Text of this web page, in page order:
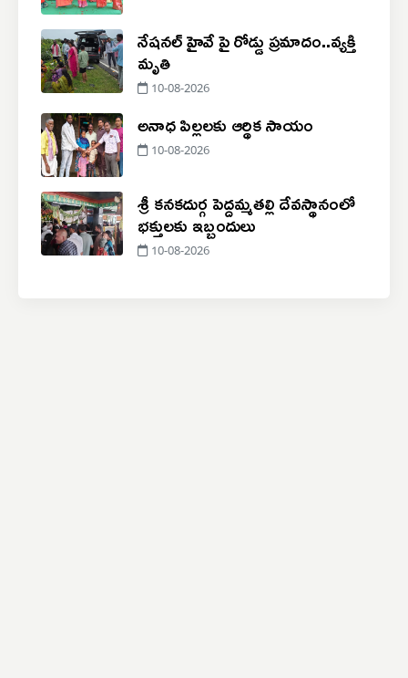
నేషనల్ హైవే పై రోడ్డు ప్రమాదం..‌వ్యక్తి
మృతి
10-08-2026
అనాధ పిల్లలకు ఆర్థిక సాయం
10-08-2026
శ్రీ కనకదుర్గ పెద్దమ్మతల్లి దేవస్థానంలో
భక్తులకు ఇబ్బందులు
10-08-2026